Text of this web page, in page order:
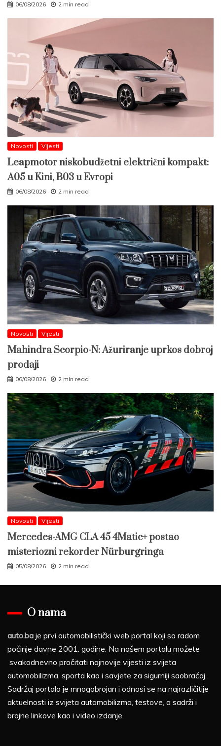
06/08/2026 2 min read
Novosti Vijesti
Leapmotor niskobudžetni električni kompakt:
A05 u Kini, B03 u Evropi
06/08/2026 2 min read
Novosti Vijesti
Mahindra Scorpio-N: Ažuriranje uprkos dobroj
prodaji
06/08/2026 2 min read
Novosti Vijesti
Mercedes-AMG CLA 45 4Matic+ postao
misteriozni rekorder Nürburgringa
05/08/2026 2 min read
O nama
auto.ba je prvi automobilistički web portal koji sa radom
počinje davne 2001. godine. Na našem portalu možete
svakodnevno pročitati najnovije vijesti iz svijeta
automobilizma, sporta kao i savjete za sigurniji saobraćaj.
Sadržaj portala je mnogobrojan i odnosi se na najrazličitije
aktuelnosti iz svijeta automobilizma, testove, a sadrži i
brojne linkove kao i video izdanje.